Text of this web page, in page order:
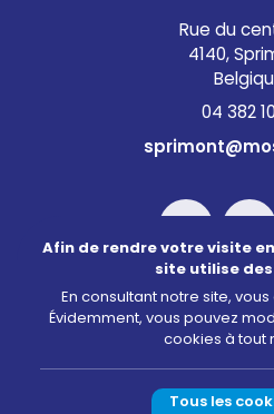
Rue du
4140,
04 382
©2026
Conditions
Politique de
Afin de rendre votre visite
site utilise
En consultant notre site,
Évidemment, vous pouvez
cookies à tout
Tous les